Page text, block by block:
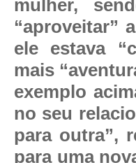
mulher,
“aproveitar”
ele estava
mais
exemplo
no seu
para outra”,
para uma